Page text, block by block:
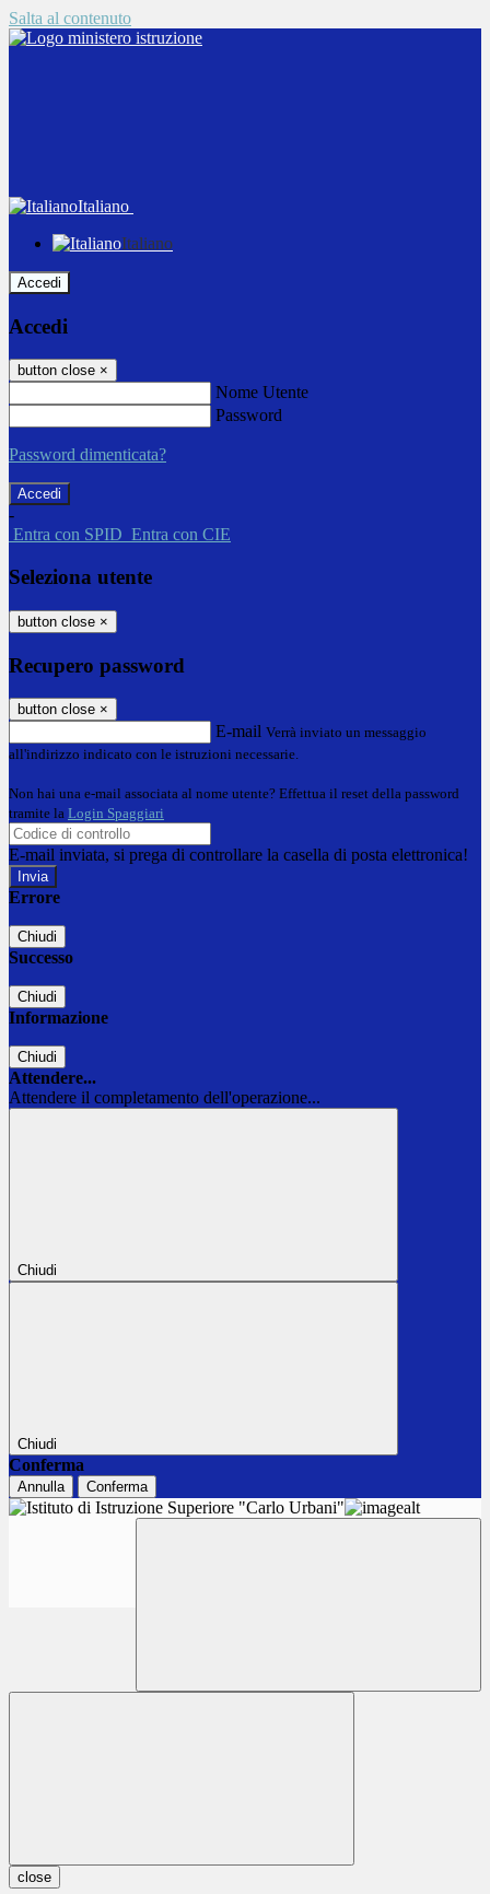
Salta al contenuto
Italiano
Italiano
Accedi
Accedi
button close ×
Nome Utente
Password
Password dimenticata?
-
Entra con SPID Entra con CIE
Seleziona utente
button close ×
Recupero password
button close ×
E-mail Verrà inviato un messaggio
all'indirizzo indicato con le istruzioni necessarie.
Non hai una e-mail associata al nome utente? Effettua il reset della password
tramite la Login Spaggiari
E-mail inviata, si prega di controllare la casella di posta elettronica!
Errore
Chiudi
Successo
Chiudi
Informazione
Chiudi
Attendere...
Attendere il completamento dell'operazione...
Chiudi
Chiudi
Conferma
Annulla Conferma
close